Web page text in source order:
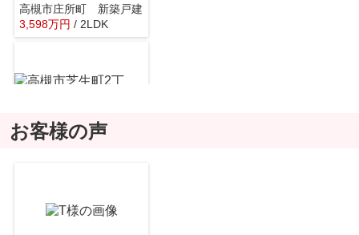
サンディ 高槻浦堂店
高槻市庄所町 新築戸建
3,598万円 / 2LDK
お客様の声